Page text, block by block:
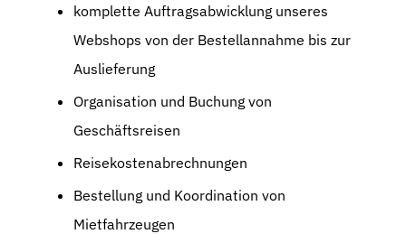
komplette Auftragsabwicklung unseres
Webshops von der Bestellannahme bis zur
Auslieferung
Organisation und Buchung von
Geschäftsreisen
Reisekostenabrechnungen
Bestellung und Koordination von
Mietfahrzeugen